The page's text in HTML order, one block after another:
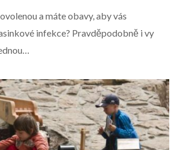
a máte obavy, aby vás
infekce? Pravděpodobně i vy